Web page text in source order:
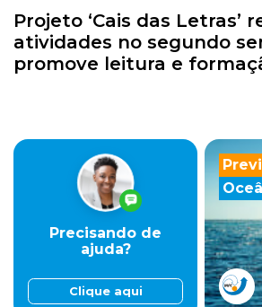
Projeto ‘Cais das Letras’
atividades no segundo
promove leitura e
Precisando de
ajuda?
Clique aqui